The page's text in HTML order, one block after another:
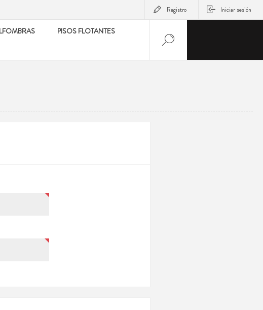
Registro Iniciar sesión
PISOS FLOTANTES